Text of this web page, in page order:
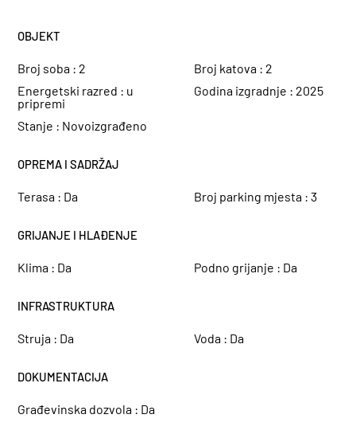
OBJEKT
Broj soba : 2 Broj katova : 2
Energetski razred : u
pripremi
Godina izgradnje : 2025
Stanje : Novoizgrađeno
OPREMA I SADRŽAJ
Terasa : Da Broj parking mjesta :3
GRIJANJE I HLAĐENJE
Klima : Da Podno grijanje : Da
INFRASTRUKTURA
Struja : Da Voda : Da
DOKUMENTACIJA
Građevinska dozvola : Da